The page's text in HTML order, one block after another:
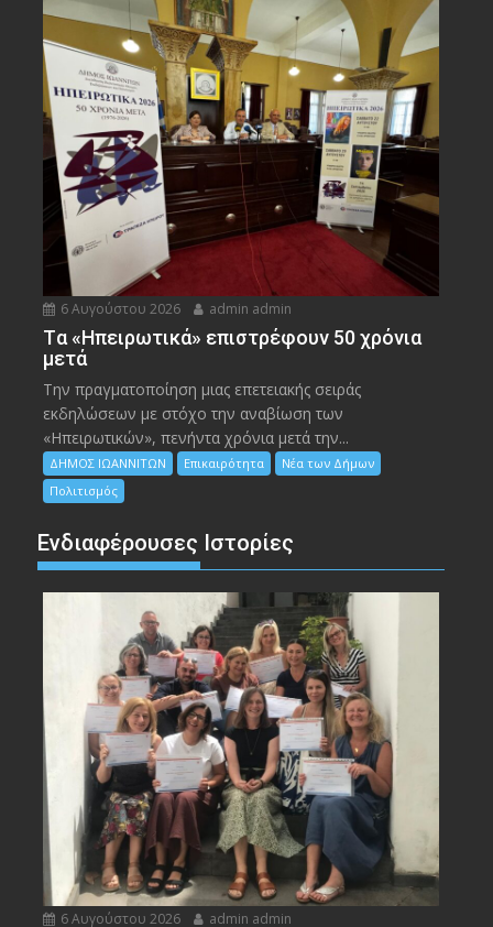
6 Αυγούστου 2026 admin admin
Tα «Ηπειρωτικά» επιστρέφουν 50 χρόνια
μετά
Την πραγματοποίηση μιας επετειακής σειράς
εκδηλώσεων με στόχο την αναβίωση των
«Ηπειρωτικών», πενήντα χρόνια μετά την...
ΔΗΜΟΣ ΙΩΑΝΝΙΤΩΝ Επικαιρότητα
Νέα των Δήμων
Πολιτισμός
Ενδιαφέρουσες Ιστορίες
6 Αυγούστου 2026 admin admin